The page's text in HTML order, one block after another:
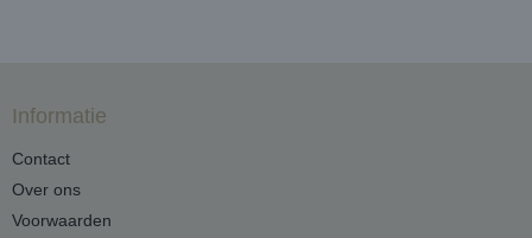
Informatie
Contact
Over ons
Voorwaarden